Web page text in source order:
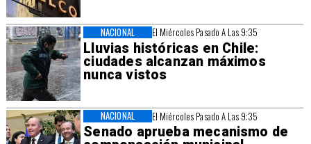
El Miércoles Pasado A Las 9:35
Lluvias históricas en Chile:
ciudades alcanzan máximos
nunca vistos
NACIONAL
El Miércoles Pasado A Las 9:35
Senado aprueba mecanismo de
NACIONAL